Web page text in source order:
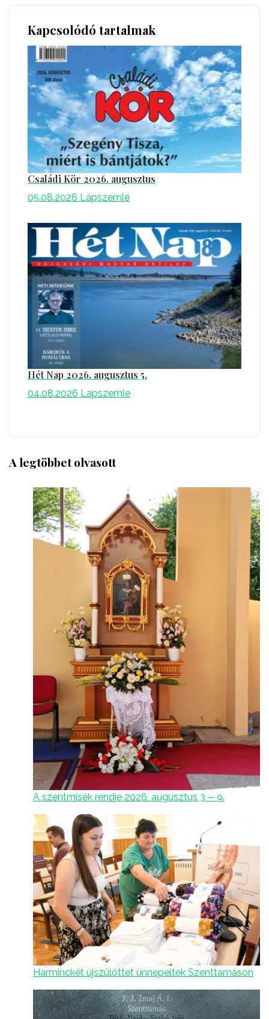
Kapcsolódó tartalmak
Családi Kör 2026. augusztus
05.08.2026 Lapszemle
Hét Nap 2026. augusztus 5.
04.08.2026 Lapszemle
A legtöbbet olvasott
A szentmisék rendje 2026. augusztus 3 ─ 9.
Harminckét újszülöttet ünnepeltek Szenttamáson